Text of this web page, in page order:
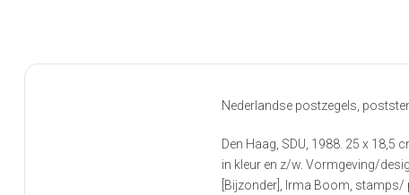
Nederlandse postzegels,
Den Haag, SDU, 1988. 25 x 18,5
in kleur en z/w. Vormgeving/
[Bijzonder], Irma Boom, stamps/